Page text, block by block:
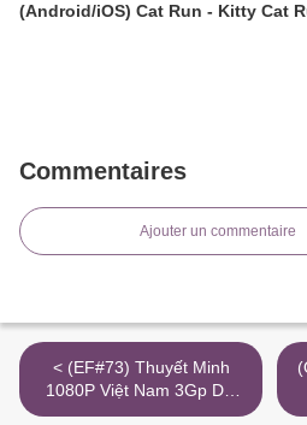
(Android/iOS) Cat Run - Kitty Cat
Commentaires
Ajouter un commentaire
< (EF#73) Thuyết Minh
1080P Việt Nam 3Gp Dai
Võ Sinh Huyên Chiên